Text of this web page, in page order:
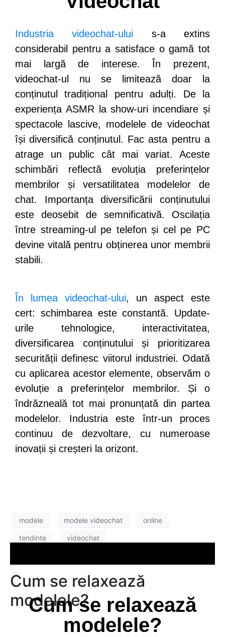
Industria videochat-ului s-a extins
considerabil pentru a satisface o gamă tot
mai largă de interese. În prezent,
videochat-ul nu se limitează doar la
conținutul tradițional pentru adulți. De la
experiența ASMR la show-uri incendiare și
spectacole lascive, modelele de videochat
își diversifică conținutul. Fac asta pentru a
atrage un public cât mai variat. Aceste
schimbări reflectă evoluția preferințelor
membrilor și versatilitatea modelelor de
chat. Importanța diversificării conținutului
este deosebit de semnificativă. Oscilația
între streaming-ul pe telefon și cel pe PC
devine vitală pentru obținerea unor membrii
stabili.
În lumea videochat-ului, un aspect este
cert: schimbarea este constantă. Update-
urile tehnologice, interactivitatea,
diversificarea conținutului și prioritizarea
securității definesc viitorul industriei. Odată
cu aplicarea acestor elemente, observăm o
evoluție a preferințelor membrilor. Și o
îndrăzneală tot mai pronunțată din partea
modelelor. Industria este într-un proces
continuu de dezvoltare, cu numeroase
inovații și creșteri la orizont.
modele modele videochat online
tendinte videochat
Cum se relaxează
modelele?
Cum se relaxează
modelele?